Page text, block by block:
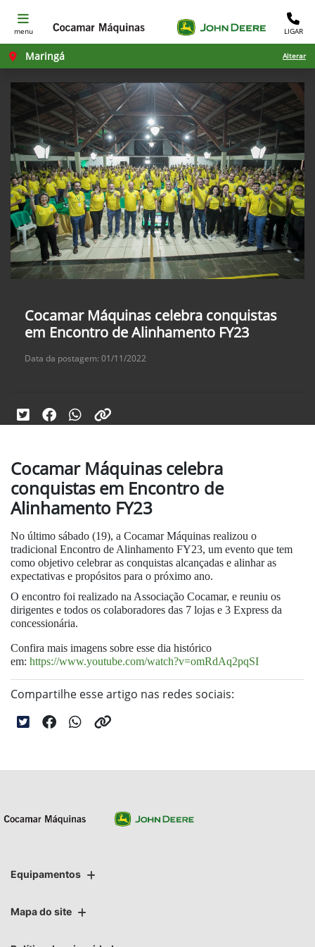
menu LIGAR
Maringá Alterar
Cocamar Máquinas celebra conquistas
em Encontro de Alinhamento FY23
Data da postagem: 01/11/2022
Cocamar Máquinas celebra
conquistas em Encontro de
Alinhamento FY23
No último sábado (19), a Cocamar Máquinas realizou o
tradicional Encontro de Alinhamento FY23, um evento que tem
como objetivo celebrar as conquistas alcançadas e alinhar as
expectativas e propósitos para o próximo ano.
O encontro foi realizado na Associação Cocamar, e reuniu os
dirigentes e todos os colaboradores das 7 lojas e 3 Express da
concessionária.
Confira mais imagens sobre esse dia histórico
em: https://www.youtube.com/watch?v=omRdAq2pqSI
Compartilhe esse artigo nas redes sociais:
Equipamentos
Mapa do site